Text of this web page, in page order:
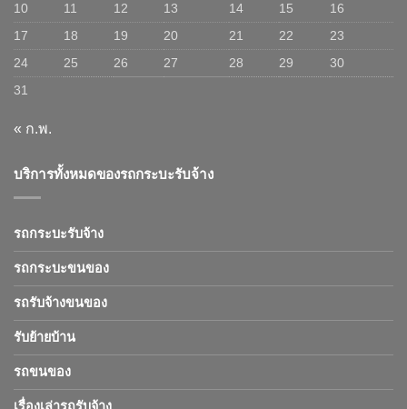
10
11 12 13 14 15
16
17
18 19 20 21 22
23
24
25 26 27 28 29
30
31
« ก.พ.
บริการทั้งหมดของรถกระบะรับจ้าง
รถกระบะรับจ้าง
รถกระบะขนของ
รถรับจ้างขนของ
รับย้ายบ้าน
รถขนของ